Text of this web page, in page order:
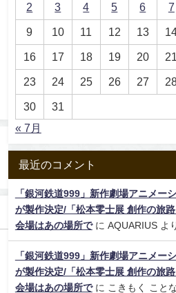
2 3 4 5 6 7
9 10 11 12 13
16 17 18 19 20 21
23 24 25 26 27
30
31
« 7月
最近のコメント
「銀河鉄道999」新作劇場アニメー
が製作決定/「松本零士展 創作の旅
会場はあの場所でに AQUARIUSよ
「銀河鉄道999」新作劇場アニメー
が製作決定/「松本零士展 創作の旅
会場はあの場所でに こきもく こと